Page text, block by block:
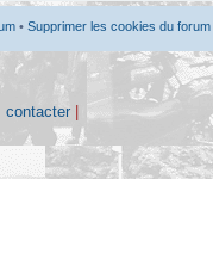
• Supprimer les cookies du forum
contacter |